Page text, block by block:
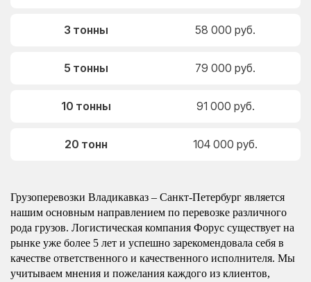
3 тонны 58 000 руб.
5 тонны 79 000 руб.
10 тонны 91 000 руб.
20 тонн 104 000 руб.
Грузоперевозки Владикавказ – Санкт-Петербург является
нашим основным направлением по перевозке различного
рода грузов. Логистическая компания Форус существует на
рынке уже более 5 лет и успешно зарекомендовала себя в
качестве ответственного и качественного исполнителя. Мы
учитываем мнения и пожелания каждого из клиентов,